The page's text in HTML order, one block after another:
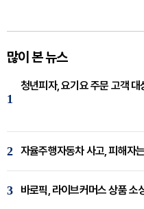
많이 본 뉴스
1
청년피자, 요기요 주문 고객 대
2 자율주행자동차 사고, 피해자
3 바로픽, 라이브커머스 상품 소